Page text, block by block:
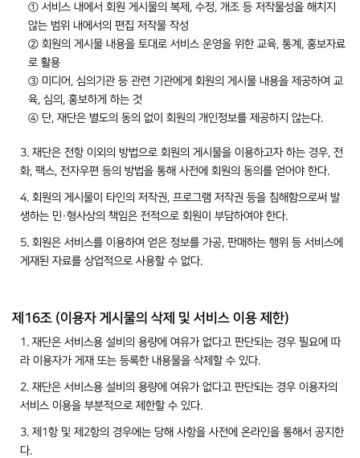
① 서비스 내에서 회원 게시물의 복제, 수정, 개조 등 저작물성을 해치지
않는 범위 내에서의 편집 저작물 작성
② 회원의 게시물 내용을 토대로 서비스 운영을 위한 교육, 통계, 홍보자료
로 활용
③ 미디어, 심의기관 등 관련 기관에게 회원의 게시물 내용을 제공하여 교
육, 심의, 홍보하게 하는 것
④ 단, 재단은 별도의 동의 없이 회원의 개인정보를 제공하지 않는다.
3. 재단은 전항 이외의 방법으로 회원의 게시물을 이용하고자 하는 경우, 전
화, 팩스, 전자우편 등의 방법을 통해 사전에 회원의 동의를 얻어야 한다.
4. 회원의 게시물이 타인의 저작권, 프로그램 저작권 등을 침해함으로써 발
생하는 민·형사상의 책임은 전적으로 회원이 부담하여야 한다.
5. 회원은 서비스를 이용하여 얻은 정보를 가공, 판매하는 행위 등 서비스에
게재된 자료를 상업적으로 사용할 수 없다.
제16조 (이용자 게시물의 삭제 및 서비스 이용 제한)
1. 재단은 서비스용 설비의 용량에 여유가 없다고 판단되는 경우 필요에 따
라 이용자가 게재 또는 등록한 내용물을 삭제할 수 있다.
2. 재단은 서비스용 설비의 용량에 여유가 없다고 판단되는 경우 이용자의
서비스 이용을 부분적으로 제한할 수 있다.
3. 제1항 및 제2항의 경우에는 당해 사항을 사전에 온라인을 통해서 공지한
다.